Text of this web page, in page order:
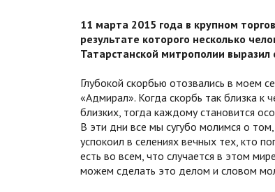
11 марта 2015 года в крупном
результате которого несколько
Татарстанской митрополии
Глубокой скорбью отозвались в моем
«Адмирал». Когда скорбь так близка
близких, тогда каждому становится
В эти дни все мы сугубо молимся о
успокоил в селениях вечных тех, кто
есть во всем, что случается в этом
можем сделать это делом и словом